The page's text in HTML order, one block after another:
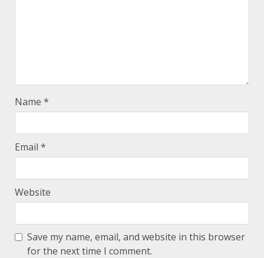
Name *
Email *
Website
Save my name, email, and website in this browser
for the next time I comment.